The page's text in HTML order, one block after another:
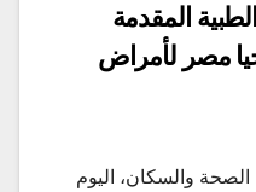
المقدمة
مصر لأمراض
الصحة والسكان، اليوم